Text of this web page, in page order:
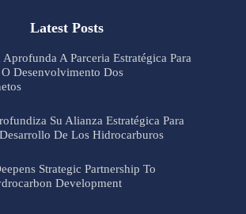
Latest Posts
Aprofunda A Parceria Estratégica Para
Desenvolvimento Dos
Su Alianza Estratégica Para
De Los Hidrocarburos
Strategic Partnership To
Development